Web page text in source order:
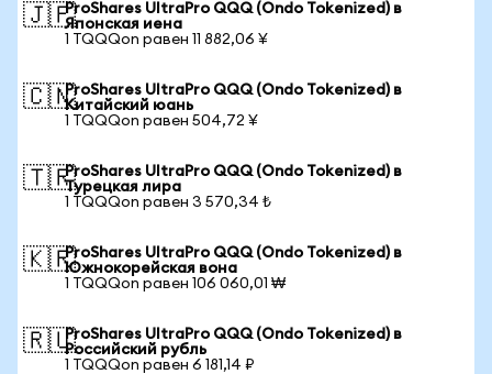
🇯🇵ProShares UltraPro QQQ (Ondo Tokenized) в
Японская иена
1 TQQQon равен 11 882,06 ¥
🇨🇳ProShares UltraPro QQQ (Ondo Tokenized) в
Китайский юань
1 TQQQon равен 504,72 ¥
🇹🇷ProShares UltraPro QQQ (Ondo Tokenized) в
Турецкая лира
1 TQQQon равен 3 570,34 ₺
🇰🇷ProShares UltraPro QQQ (Ondo Tokenized) в
Южнокорейская вона
1 TQQQon равен 106 060,01 ₩
🇷🇺ProShares UltraPro QQQ (Ondo Tokenized) в
Российский рубль
1 TQQQon равен 6 181,14 ₽